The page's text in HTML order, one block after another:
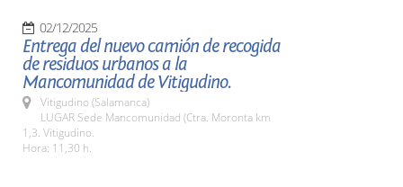
02/12/2025
Entrega del nuevo camión de recogida
de residuos urbanos a la
Mancomunidad de Vitigudino.
Vitigudino (Salamanca)
LUGAR Sede Mancomunidad (Ctra. Moronta km
1,3. Vitigudino.
Hora: 11,30 h.